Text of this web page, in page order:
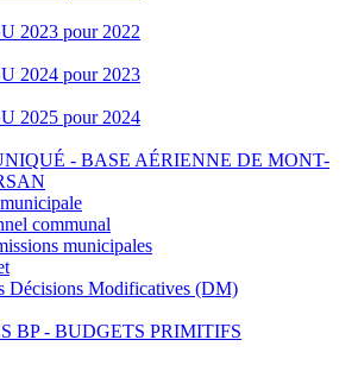
2023 pour 2022
2024 pour 2023
2025 pour 2024
- BASE AÉRIENNE DE MONT-
communal
municipales
Décisions Modificatives (DM)
BP - BUDGETS PRIMITIFS